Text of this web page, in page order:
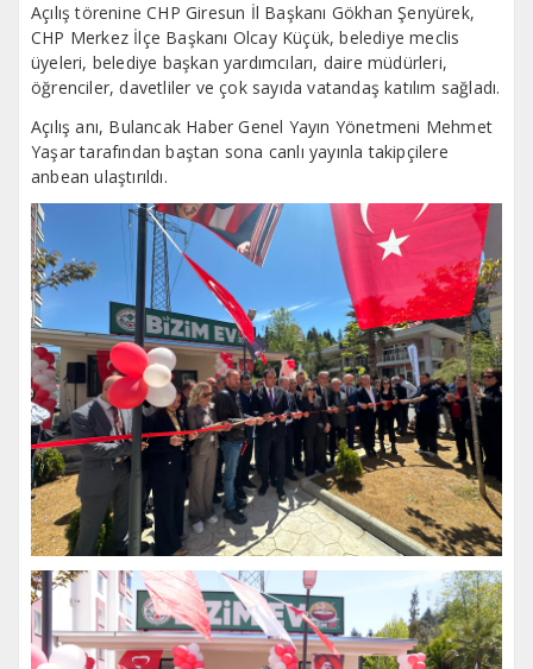
Açılış törenine CHP Giresun İl Başkanı Gökhan Şenyürek,
CHP Merkez İlçe Başkanı Olcay Küçük, belediye meclis
üyeleri, belediye başkan yardımcıları, daire müdürleri,
öğrenciler, davetliler ve çok sayıda vatandaş katılım sağladı.
Açılış anı, Bulancak Haber Genel Yayın Yönetmeni Mehmet
Yaşar tarafından baştan sona canlı yayınla takipçilere
anbean ulaştırıldı.